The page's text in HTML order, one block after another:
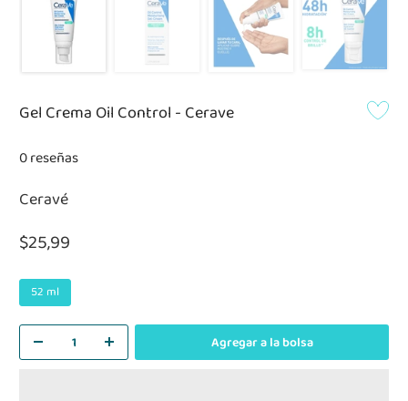
Gel Crema Oil Control - Cerave
0 reseñas
Ceravé
$25,99
52 ml
Agregar a la bolsa